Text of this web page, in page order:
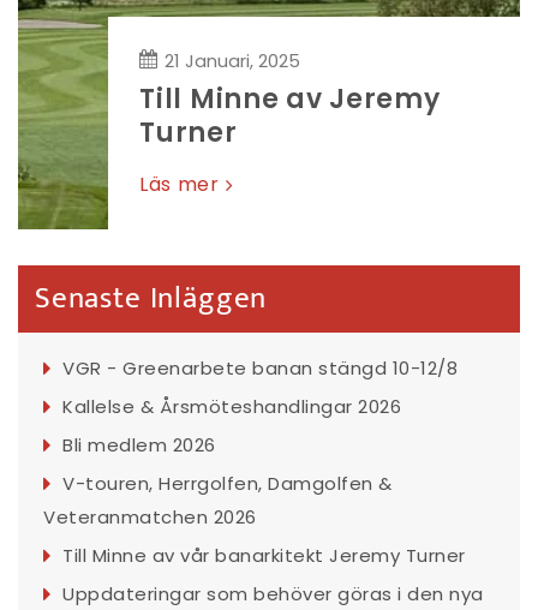
21 Januari, 2025
Till Minne av Jeremy
Turner
Läs mer
Senaste Inläggen
VGR - Greenarbete banan stängd 10-12/8
Kallelse & Årsmöteshandlingar 2026
Bli medlem 2026
V-touren, Herrgolfen, Damgolfen &
Veteranmatchen 2026
Till Minne av vår banarkitekt Jeremy Turner
Uppdateringar som behöver göras i den nya